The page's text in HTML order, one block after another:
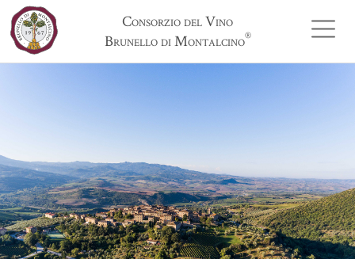
Consorzio del Vino
Brunello di Montalcino®